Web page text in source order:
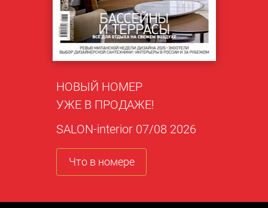
НОВЫЙ НОМЕР
УЖЕ В ПРОДАЖЕ!
SALON-interior 07/08 2026
Что в номере